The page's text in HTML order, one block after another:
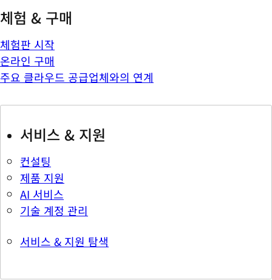
체험 & 구매
체험판 시작
온라인 구매
주요 클라우드 공급업체와의 연계
서비스 & 지원
컨설팅
제품 지원
AI 서비스
기술 계정 관리
서비스 & 지원 탐색